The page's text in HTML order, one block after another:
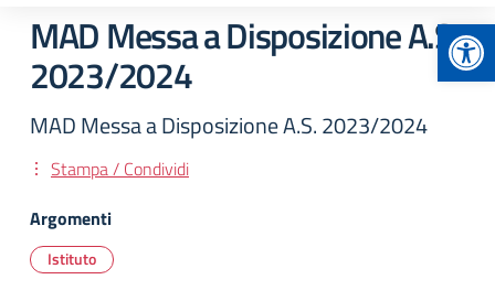
MAD Messa a Disposizione A.S.
2023/2024
MAD Messa a Disposizione A.S. 2023/2024
Stampa / Condividi
Argomenti
Istituto